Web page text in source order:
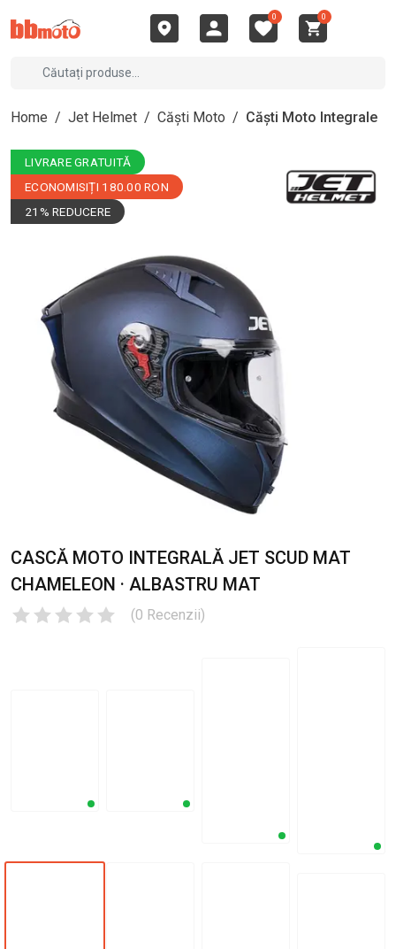
0 0
Home / Jet Helmet / Căști Moto / Căști Moto Integrale
LIVRARE GRATUITĂ
ECONOMISIȚI 180.00 RON
21% REDUCERE
CASCĂ MOTO INTEGRALĂ JET SCUD MAT
CHAMELEON · ALBASTRU MAT
(0 Recenzii)